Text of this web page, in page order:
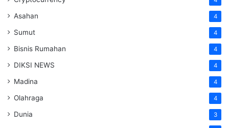
Asahan 4
Sumut 4
Bisnis Rumahan 4
DIKSI NEWS 4
Madina 4
Olahraga 4
Dunia 3